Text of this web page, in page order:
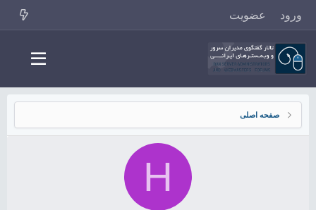
ورود عضویت
صفحه اصلی
H